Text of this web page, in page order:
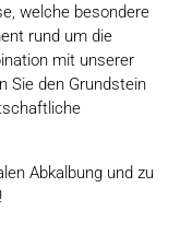
welche besondere
rund um die
mit unserer
Sie den Grundstein
Abkalbung und zu